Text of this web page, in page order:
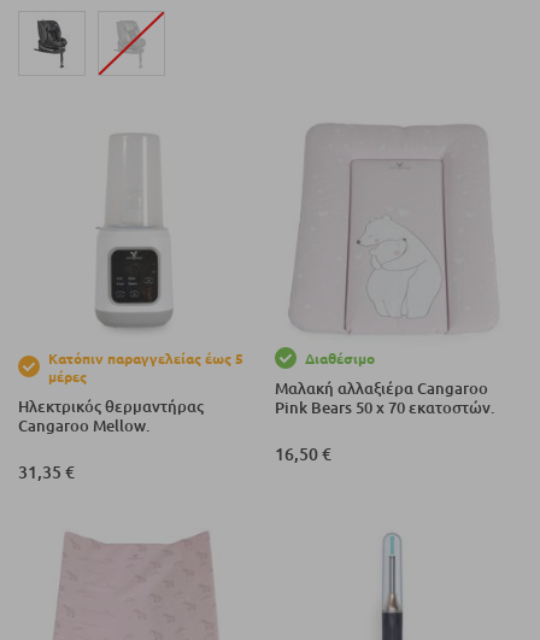
Κατόπιν παραγγελείας έως 5
μέρες
Ηλεκτρικός θερμαντήρας
Cangaroo Mellow.
31,35 €
Διαθέσιμο
Μαλακή αλλαξιέρα Cangaroo
Pink Bears 50 x 70 εκατοστών.
16,50 €